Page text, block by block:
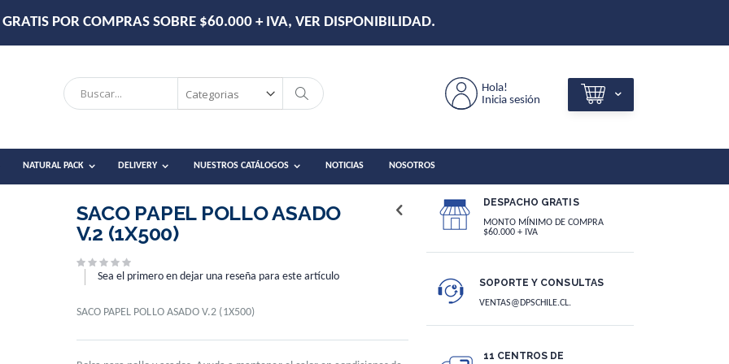
DESPACHO EN RM DE 2-3 DÍAS HÁBILES.
Search
Hola!
Inicia sesión
NATURAL PACK DELIVERY NUESTROS CATÁLOGOS NOTICIAS NOSOTROS
SACO PAPEL POLLO ASADO
V.2 (1X500)
Sea el primero en dejar una reseña para este artículo
SACO PAPEL POLLO ASADO V.2 (1X500)
DESPACHO GRATIS
MONTO MÍNIMO DE COMPRA
$60.000 + IVA
SOPORTE Y CONSULTAS
VENTAS@DPSCHILE.CL.
11 CENTROS DE